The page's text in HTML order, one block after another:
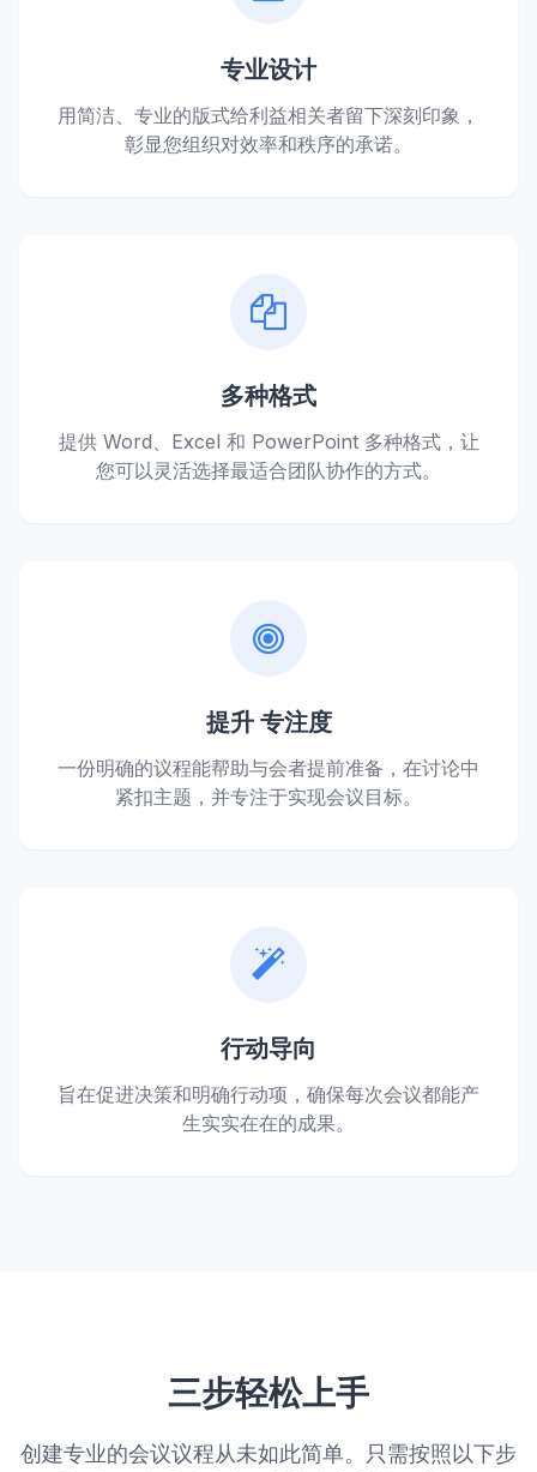
专业设计
用简洁、专业的版式给利益相关者留下深刻印象，
彰显您组织对效率和秩序的承诺。
多种格式
提供 Word、Excel 和 PowerPoint 多种格式，让
您可以灵活选择最适合团队协作的方式。
提升 专注度
一份明确的议程能帮助与会者提前准备，在讨论中
紧扣主题，并专注于实现会议目标。
行动导向
旨在促进决策和明确行动项，确保每次会议都能产
生实实在在的成果。
三步轻松上手
创建专业的会议议程从未如此简单。只需按照以下步